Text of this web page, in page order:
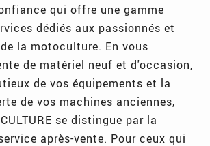
qui offre une gamme
dédiés aux passionnés et
la motoculture. En vous
de matériel neuf et d'occasion,
de vos équipements et la
de vos machines anciennes,
se distingue par la
après-vente. Pour ceux qui